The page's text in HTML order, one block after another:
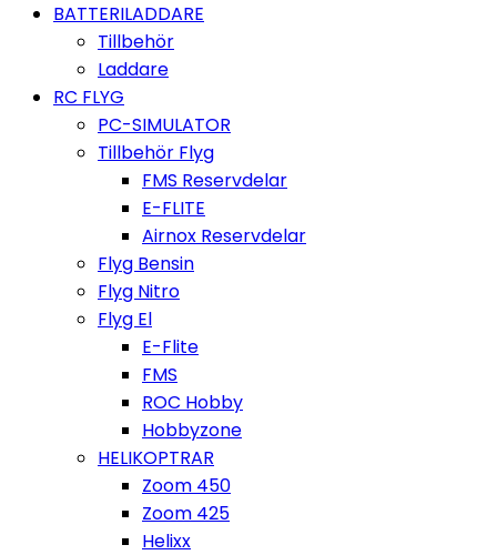
BATTERILADDARE
Tillbehör
Laddare
RC FLYG
PC-SIMULATOR
Tillbehör Flyg
FMS Reservdelar
E-FLITE
Airnox Reservdelar
Flyg Bensin
Flyg Nitro
Flyg El
E-Flite
FMS
ROC Hobby
Hobbyzone
HELIKOPTRAR
Zoom 450
Zoom 425
Helixx